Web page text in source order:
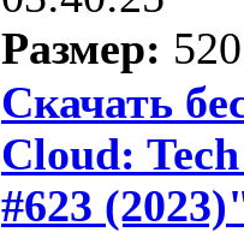
Размер:
Скачать
Cloud:
#623